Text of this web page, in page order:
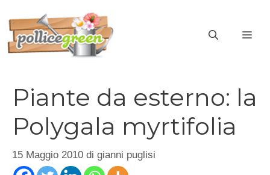
contenuto
Piante da esterno: la
Polygala myrtifolia
15 Maggio 2010 di gianni puglisi